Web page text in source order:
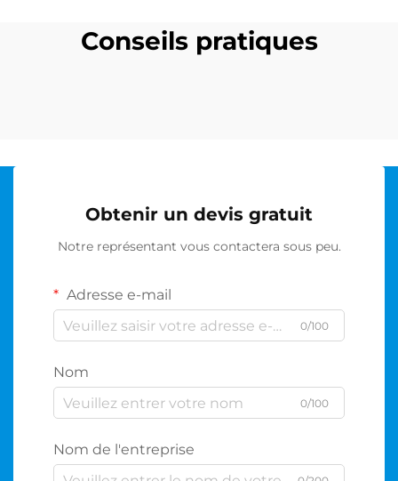
Conseils pratiques
Obtenir un devis gratuit
Notre représentant vous contactera sous peu.
Adresse e-mail
0/100
Nom
0/100
Nom de l'entreprise